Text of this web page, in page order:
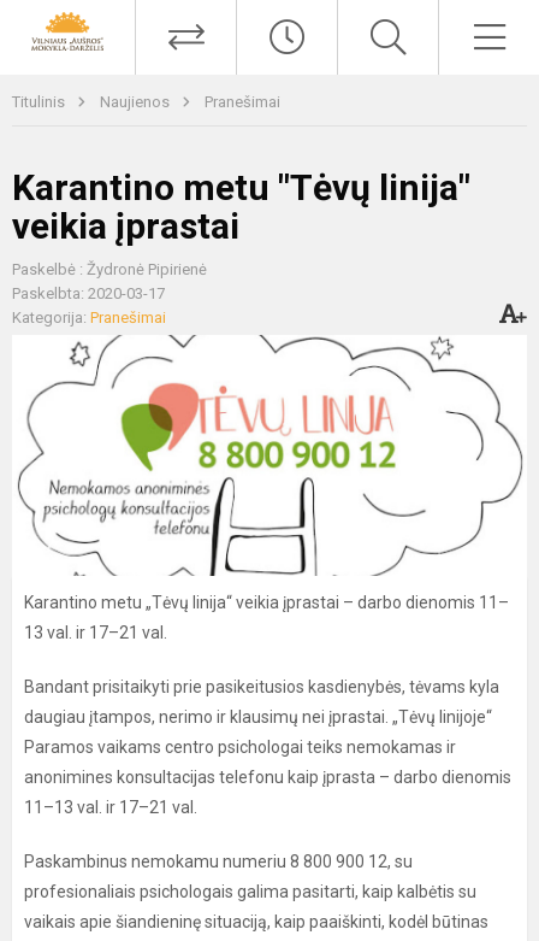
Titulinis Naujienos Pranešimai
Karantino metu "Tėvų linija"
veikia įprastai
Paskelbė : Žydronė Pipirienė
Paskelbta: 2020-03-17
Kategorija: Pranešimai
Karantino metu „Tėvų linija“ veikia įprastai – darbo dienomis 11–
13 val. ir 17–21 val.
Bandant prisitaikyti prie pasikeitusios kasdienybės, tėvams kyla
daugiau įtampos, nerimo ir klausimų nei įprastai. „Tėvų linijoje“
Paramos vaikams centro psichologai teiks nemokamas ir
anonimines konsultacijas telefonu kaip įprasta – darbo dienomis
11–13 val. ir 17–21 val.
Paskambinus nemokamu numeriu 8 800 900 12, su
profesionaliais psichologais galima pasitarti, kaip kalbėtis su
vaikais apie šiandieninę situaciją, kaip paaiškinti, kodėl būtinas